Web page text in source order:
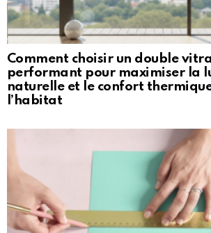
Comment choisir un double
performant pour maximiser la
naturelle et le confort
l’habitat